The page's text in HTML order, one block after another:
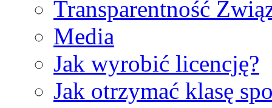
Transparentność
Media
Jak wyrobić licencję?
Jak otrzymać klasę